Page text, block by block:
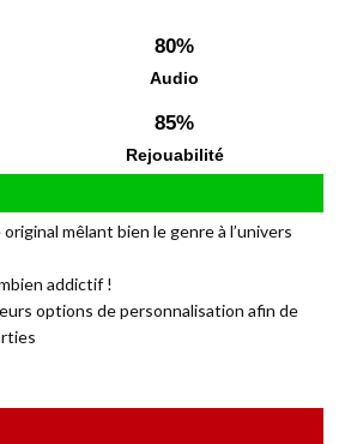
80%
Audio
85%
Rejouabilité
mêlant bien le genre à l’univers
addictif !
options de personnalisation afin de